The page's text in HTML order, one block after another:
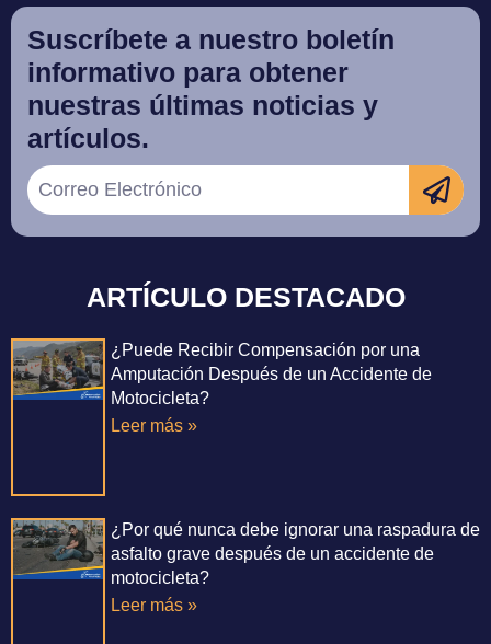
Suscríbete a nuestro boletín
informativo para obtener
nuestras últimas noticias y
artículos.
ARTÍCULO DESTACADO
¿Puede Recibir Compensación por una
Amputación Después de un Accidente de
Motocicleta?
Leer más »
¿Por qué nunca debe ignorar una raspadura de
asfalto grave después de un accidente de
motocicleta?
Leer más »